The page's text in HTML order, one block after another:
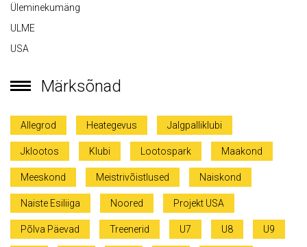
Üleminekumäng
ULME
USA
Märksõnad
Allegrod Heategevus Jalgpalliklubi
Jklootos Klubi Lootospark Maakond
Meeskond Meistrivõistlused Naiskond
Naiste Esiliiga Noored Projekt USA
Põlva Päevad Treenerid U7 U8 U9